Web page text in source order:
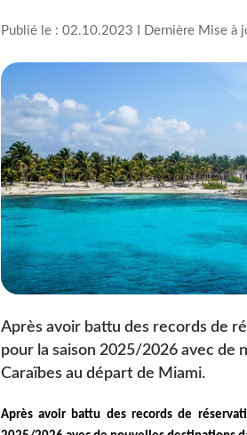
Publié le : 02.10.2023 I Dernière Mise à
Après avoir battu des records de
pour la saison 2025/2026 avec de
Caraïbes au départ de Miami.
Après avoir battu des records de